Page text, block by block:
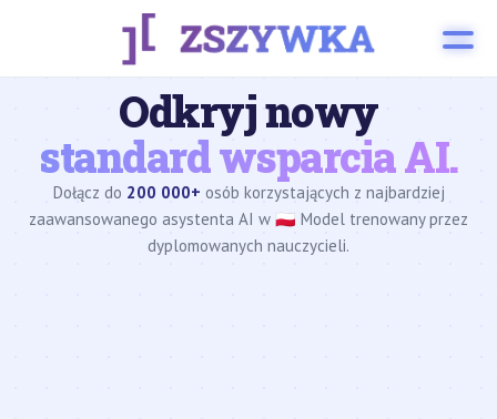
Odkryj nowy
standard wsparcia AI.
Dołącz do 200 000+ osób korzystających z najbardziej
zaawansowanego asystenta AI w 🇵🇱 Model trenowany przez
dyplomowanych nauczycieli.